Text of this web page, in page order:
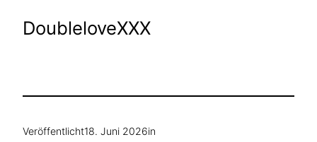
DoubleloveXXX
Veröffentlicht18. Juni 2026in